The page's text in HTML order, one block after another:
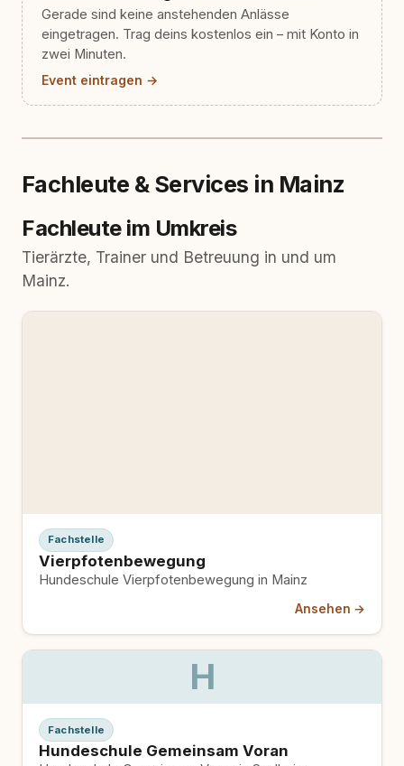
Gerade sind keine anstehenden Anlässe
eingetragen. Trag deins kostenlos ein – mit Konto in
zwei Minuten.
Event eintragen →
Fachleute & Services in Mainz
Fachleute im Umkreis
Tierärzte, Trainer und Betreuung in und um
Mainz.
Fachstelle
Vierpfotenbewegung
Hundeschule Vierpfotenbewegung in Mainz
Ansehen →
H
Fachstelle
Hundeschule Gemeinsam Voran